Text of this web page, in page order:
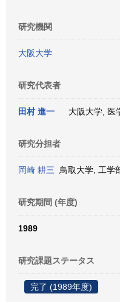
研究機関
大阪大学
研究代表者
田村 進一 大阪大学, 医
研究分担者
岡崎 耕三 鳥取大学, 工学
研究期間 (年度)
1989
研究課題ステータス
完了 (1989年度)